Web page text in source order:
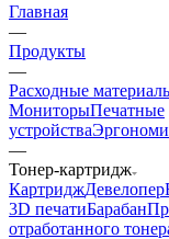
Главная
—
Продукты
—
Расходные
МониторыПечатные
устройства
—
Тонер-картридж
КартриджДевелопер
3D печатиБарабан
отработанного